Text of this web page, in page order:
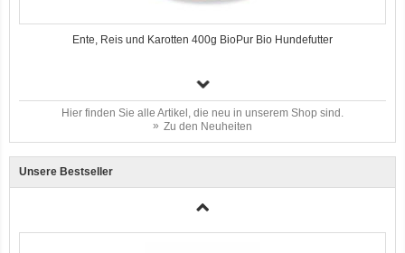
Ente, Reis und Karotten 400g BioPur Bio Hundefutter
Hier finden Sie alle Artikel, die neu in unserem Shop sind.
Zu den Neuheiten
Unsere Bestseller
Hunde-Ergänungsfutter Feucht Bio-Ente mit Gemüse, getreidefrei 400g
Hundefutter